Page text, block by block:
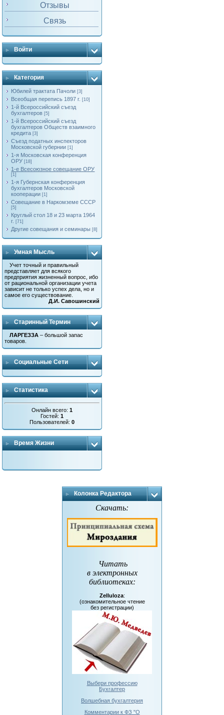
Отзывы
Связь
Войти
Категория
Юбилей трактата Пачоли [3]
Всеобщая перепись 1897 г. [10]
1-й Всероссийский съезд
бухгалтеров [5]
1-й Всероссийский съезд
бухгалтеров Обществ взаимного
кредита [3]
Съезд податных инспекторов
Московской губернии [1]
1-я Московская конференция
ОРУ [18]
1-е Всесоюзное совещание ОРУ
[1]
1-я Губернская конференция
бухгалтеров Московской
кооперации [1]
Совещание в Наркомземе СССР
[5]
Круглый стол 18 и 23 марта 1964
г. [71]
Другие совещания и семинары [8]
Умная Мысль
Учет точный и правильный
представляет для всякого
предприятия жизненный вопрос, ибо
от рациональной организации учета
зависит не только успех дела, но и
самое его существование.
Д.И. Савошинский
Старинный Термин
ЛАРГЕЗЗА – большой запас
товаров.
Социальные Сети
Статистика
Онлайн всего:1
Гостей:1
Пользователей:0
Время Жизни
Колонка Редактора
Скачать:
Читать
в электронных
библиотеках:
Zelluloza:
(ознакомительное чтение
без регистрации)
Выбери профессию
Бухгалтер
Волшебная бухгалтерия
Комментарии к ФЗ "О